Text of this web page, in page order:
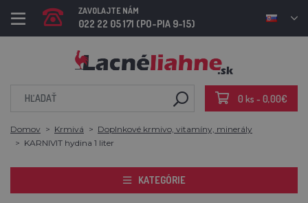
ZAVOLAJTE NÁM
022 22 05 171 (PO-PIA 9-15)
0 ks - 0,00€
Domov Krmivá
Doplnkové krmivo, vitamíny, minerály
KARNIVIT hydina 1 liter
KATEGÓRIE